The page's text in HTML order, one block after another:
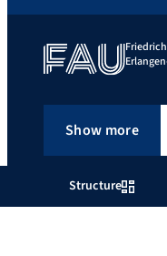
Structure
Show more